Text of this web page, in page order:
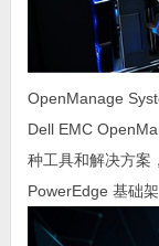
OpenManage
Dell EMC
种工具和解决方案
PowerEdge 基础